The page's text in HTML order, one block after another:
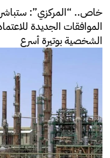
خاص.. “المركزي”: ستباشر
الموافقات الجديدة
الشخصية بوتيرة أسرع